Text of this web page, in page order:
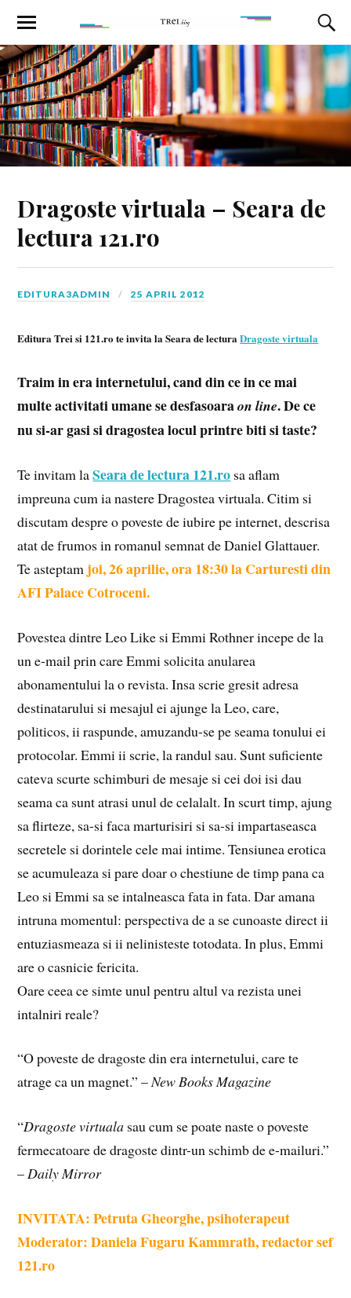
Dragoste virtuala – Seara de
lectura 121.ro
EDITURA3ADMIN 25 APRIL 2012
Editura Trei si 121.ro te invita la Seara de lecturaDragoste virtuala
Traim in era internetului, cand din ce in ce mai
multe activitati umane se desfasoaraon line. De ce
nu si-ar gasi si dragostea locul printre biti si taste?
Te invitam laSeara de lectura 121.ro sa aflam
impreuna cum ia nastere Dragostea virtuala. Citim si
discutam despre o poveste de iubire pe internet, descrisa
atat de frumos in romanul semnat de Daniel Glattauer.
Te asteptam joi, 26 aprilie, ora 18:30 la Carturesti din
AFI Palace Cotroceni.
Povestea dintre Leo Like si Emmi Rothner incepe de la
un e-mail prin care Emmi solicita anularea
abonamentului la o revista. Insa scrie gresit adresa
destinatarului si mesajul ei ajunge la Leo, care,
politicos, ii raspunde, amuzandu-se pe seama tonului ei
protocolar. Emmi ii scrie, la randul sau. Sunt suficiente
cateva scurte schimburi de mesaje si cei doi isi dau
seama ca sunt atrasi unul de celalalt. In scurt timp, ajung
sa flirteze, sa-si faca marturisiri si sa-si impartaseasca
secretele si dorintele cele mai intime. Tensiunea erotica
se acumuleaza si pare doar o chestiune de timp pana ca
Leo si Emmi sa se intalneasca fata in fata. Dar amana
intruna momentul: perspectiva de a se cunoaste direct ii
entuziasmeaza si ii nelinisteste totodata. In plus, Emmi
are o casnicie fericita.
Oare ceea ce simte unul pentru altul va rezista unei
intalniri reale?
“O poveste de dragoste din era internetului, care te
atrage ca un magnet.” –New Books Magazine
“Dragoste virtuala sau cum se poate naste o poveste
fermecatoare de dragoste dintr-un schimb de e-mailuri.”
–Daily Mirror
INVITATA: Petruta Gheorghe, psihoterapeut
Moderator: Daniela Fugaru Kammrath, redactor sef
121.ro